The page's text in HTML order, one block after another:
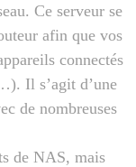
Ce serveur se
afin que vos
connectés
Il s’agit d’une
de nombreuses
de NAS, mais